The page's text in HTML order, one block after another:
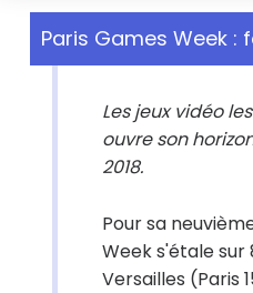
Paris Games Week
Les jeux vidéo
ouvre son
2018.
Pour sa
Week s'étale sur
Versailles (Paris